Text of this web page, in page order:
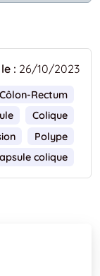
: 26/10/2023
Côlon-Rectum
Colique
Polype
colique